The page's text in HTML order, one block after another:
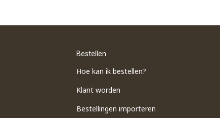
Bestellen
Hoe kan ik bestellen?
Klant worden
Bestellingen importeren